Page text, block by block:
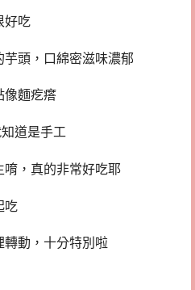
好吃
頭，口綿密滋味濃郁
像麵疙瘩
道是手工
唷，真的非常好吃耶
吃
轉動，十分特別啦